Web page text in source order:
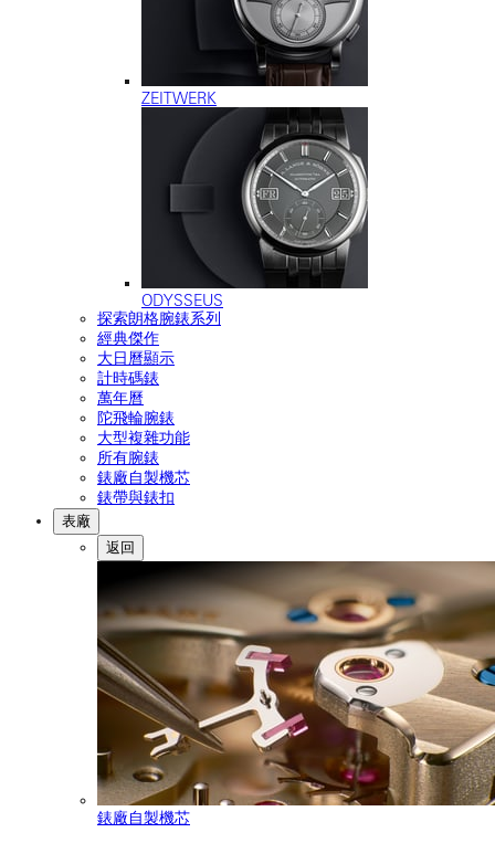
ZEITWERK
ODYSSEUS
探索朗格腕錶系列
經典傑作
大日曆顯示
計時碼錶
萬年曆
陀飛輪腕錶
大型複雜功能
所有腕錶
錶廠自製機芯
錶帶與錶扣
表廠
返回
錶廠自製機芯